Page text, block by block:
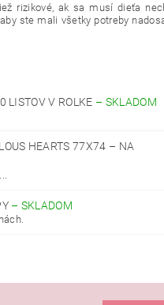
rizikové, ak sa musí dieťa
ste mali všetky potreby
LISTOV V ROLKE – SKLADOM
HEARTS 77X74 – NA
– SKLADOM